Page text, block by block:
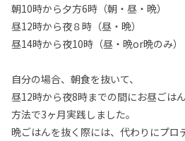
朝10時から夕方6時（朝・昼・晩）
昼12時から夜８時（昼・晩）
昼14時から夜10時（昼・晩or晩のみ）
自分の場合、朝食を抜いて、
昼12時から夜8時までの間にお昼ごは
方法で3ヶ月実践しました。
晩ごはんを抜く際には、代わりにプロ